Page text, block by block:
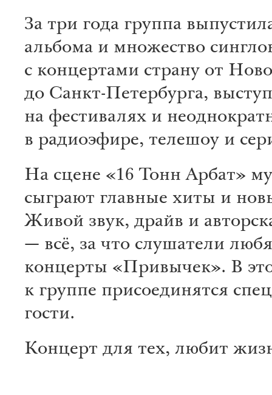
За три года группа
альбома и множество
с концертами страну от
до Санкт-Петербурга,
на фестивалях и
в радиоэфире, телешоу и
На сцене «16 Тонн Арбат»
сыграют главные хиты и
Живой звук, драйв и
— всё, за что слушатели
концерты «Привычек». В
к группе присоединятся
гости.
Концерт для тех, любит